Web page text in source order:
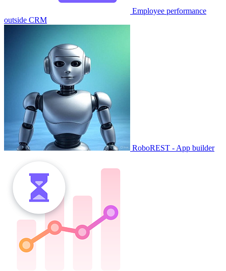
Employee performance
outside CRM
RoboREST - App builder